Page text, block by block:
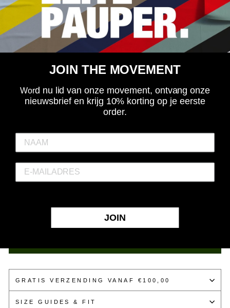
Flaneer aan de costa. Flaneer op de camping. Flaneer bij de
foebal. Flaneer bij de fissa. Flaneer op het festival. Flaneer
in het park. Flaneer tijdens de bbq. Lloret de Mar, Salou,
Alanya, Cherso, Malgrat de Mar, Mallorca, La Carihuela,
Camping de Appelhof, Renesse, De Koog, Noordwijk aan
Zee, Port Zelande, Marmaris, Blanes, Torremolinos. Lekker
zonnebril op. Pilsje in de hand. Even zwemmen als een
baas. Opdrogen, niet vergeten in te smeren en een nieuw
biertje halen. Heersen langs dat zwembad doe je in een
Vanaf heden worden orders op werkdagen voor 15:00
besteld nog dezelfde dag verzonden.
M L XL XXL XXXL
GRATIS VERZENDING VANAF €100,00
SIZE GUIDES & FIT
JOIN THE MOVEMENT
Word nu lid van onze movement, ontvang onze
nieuwsbrief en krijg 10% korting op je eerste
order.
JOIN